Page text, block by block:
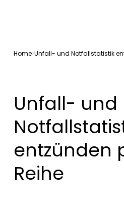
Home Unfall- und Notfallstatistik
Unfall- und
entzünden
Reihe